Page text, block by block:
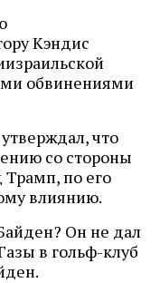
Кэндис
обвинениями
что
со стороны
Трамп, по его
влиянию.
Он не дал
в гольф-клуб